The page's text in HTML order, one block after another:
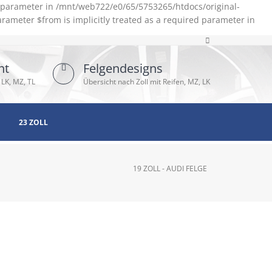
in /mnt/web722/e0/65/5753265/htdocs/original-
$from is implicitly treated as a required parameter in
MZ, TL
Felgendesigns
Übersicht nach Zoll mit Reifen, MZ, LK
23 ZOLL
19 ZOLL - AUDI FELGE